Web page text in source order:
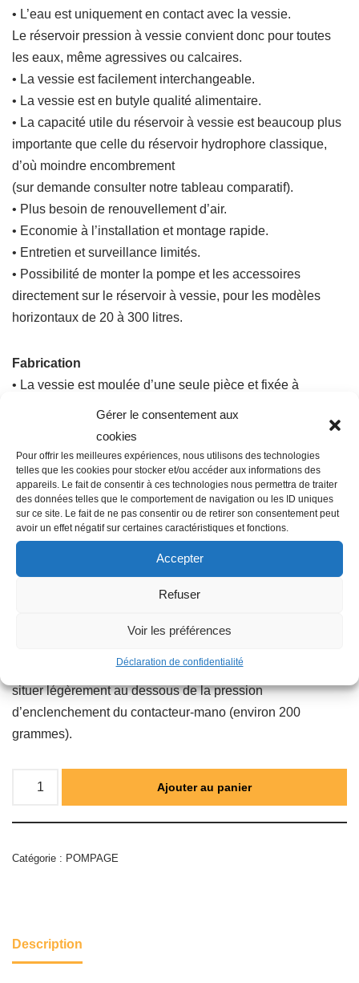
Gérer le consentement aux
cookies
Pour offrir les meilleures expériences, nous utilisons des technologies
telles que les cookies pour stocker et/ou accéder aux informations des
appareils. Le fait de consentir à ces technologies nous permettra de traiter
des données telles que le comportement de navigation ou les ID uniques
sur ce site. Le fait de ne pas consentir ou de retirer son consentement peut
avoir un effet négatif sur certaines caractéristiques et fonctions.
Accepter
Refuser
Voir les préférences
Déclaration de confidentialité
• L’eau est uniquement en contact avec la vessie.
Le réservoir pression à vessie convient donc pour toutes
les eaux, même agressives ou calcaires.
• La vessie est facilement interchangeable.
• La vessie est en butyle qualité alimentaire.
• La capacité utile du réservoir à vessie est beaucoup plus
importante que celle du réservoir hydrophore classique,
d’où moindre encombrement
(sur demande consulter notre tableau comparatif).
• Plus besoin de renouvellement d’air.
• Economie à l’installation et montage rapide.
• Entretien et surveillance limités.
• Possibilité de monter la pompe et les accessoires
directement sur le réservoir à vessie, pour les modèles
horizontaux de 20 à 300 litres.
Fabrication
• La vessie est moulée d’une seule pièce et fixée à
peut servir au montage d’une soupape ou d’un contacteur
manométrique et en point bas, entre-brides.
• Elle travaille longitudinalement et ne peut donc ni frotter,
ni se plier, d’où une longévité maximum.
• L’épaisseur et la qualité de la tôle ainsi que la soudure
par résistance contrôlée électroniquement donnent toutes
garanties de solidité.
En général, la pression de gonflage du réservoir doit se
situer légèrement au dessous de la pression
d’enclenchement du contacteur-mano (environ 200
grammes).
Ajouter au panier
Catégorie : POMPAGE
Description